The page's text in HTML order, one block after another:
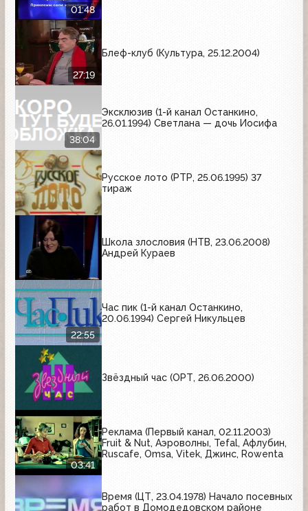
01:48
27:19
Блеф-клуб (Культура, 25.12.2004)
38:04
Эксклюзив (1-й канал Останкино,
26.01.1994) Светлана — дочь Иосифа
Русское лото (РТР, 25.06.1995) 37
тираж
Школа злословия (НТВ, 23.06.2008)
Андрей Кураев
22:55
Час пик (1-й канал Останкино,
20.06.1994) Сергей Никульцев
Звёздный час (ОРТ, 26.06.2000)
03:41
Реклама (Первый канал, 02.11.2003)
Fruit & Nut, Аэроволны, Tefal, Афлубин,
Ruscafe, Omsa, Vitek, Джинс, Rowenta
Время (ЦТ, 23.04.1978) Начало посевных
работ в Домодедовском районе